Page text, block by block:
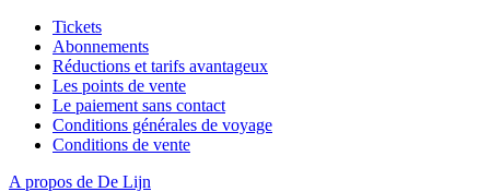
Tickets
Abonnements
Réductions et tarifs avantageux
Les points de vente
Le paiement sans contact
Conditions générales de voyage
Conditions de vente
A propos de De Lijn